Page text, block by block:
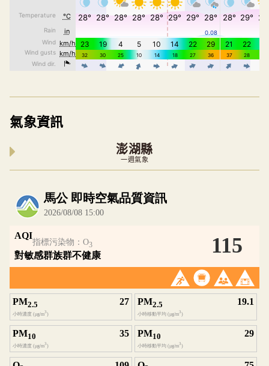
氣象資訊
澎湖縣
一週氣象
內嵌空氣品質小工具為視覺預覽，完整即時空